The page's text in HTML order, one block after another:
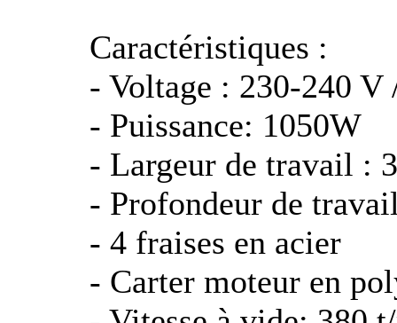
Caractéristiques :
- Voltage : 230-240 V
- Puissance: 1050W
- Largeur de travail :
- Profondeur de
- 4 fraises en acier
- Carter moteur en